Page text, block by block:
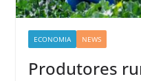
ECONOMIA NEWS
Produtores